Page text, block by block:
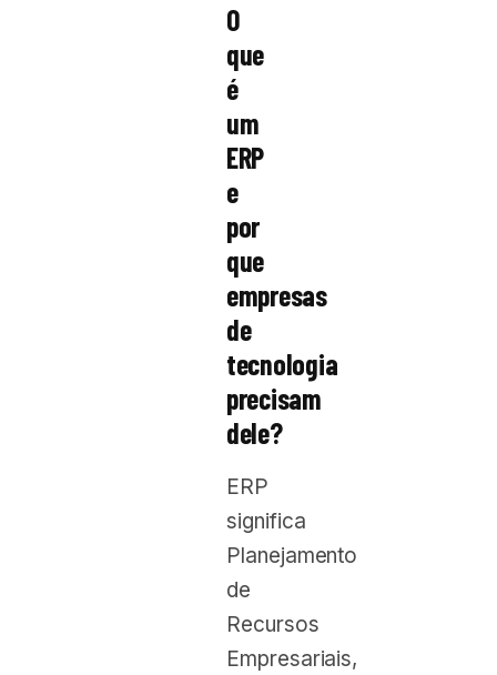
O
que
é
um
ERP
e
por
que
empresas
de
tecnologia
precisam
dele?
ERP
significa
Planejamento
de
Recursos
Empresariais,